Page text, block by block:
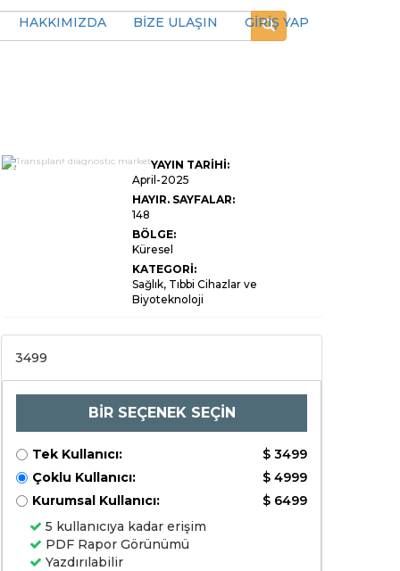
HAKKIMIZDA BİZE ULAŞIN
GİRİŞ YAP
Transplant Teşhis
Piyasası Boyutu,
YAYIN TARİHİ:
April-2025
HAYIR. SAYFALAR:
148
BÖLGE:
Küresel
KATEGORİ:
Sağlık, Tıbbi Cihazlar ve
Biyoteknoloji
3499
BİR SEÇENEK SEÇİN
Tek Kullanıcı:
$ 3499
Çoklu Kullanıcı:
$ 4999
Kurumsal Kullanıcı:
$ 6499
5 kullanıcıya kadar erişim
PDF Rapor Görünümü
Yazdırılabilir